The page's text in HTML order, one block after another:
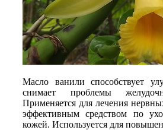
Масло ванили способствует
снимает проблемы
Применяется для лечения
эффективным средством по
кожей. Используется для